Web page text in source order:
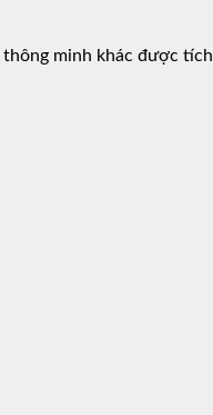
thông minh khác được tích